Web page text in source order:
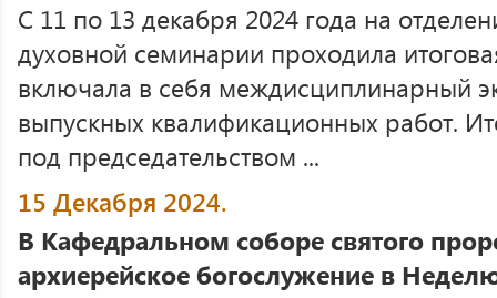
С 11 по 13 декабря 2024 года на
духовной семинарии проходила
включала в себя междисциплинарный
выпускных квалификационных работ.
под председательством ...
15 Декабря 2024.
В Кафедральном соборе святого
архиерейское богослужение в